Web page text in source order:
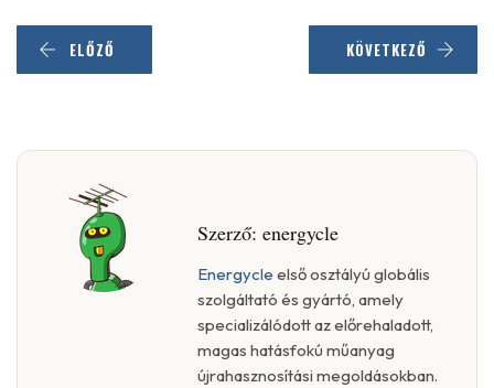
ELŐZŐ KÖVETKEZŐ
Szerző: energycle
Energycle első osztályú globális
szolgáltató és gyártó, amely
specializálódott az előrehaladott,
magas hatásfokú műanyag
újrahasznosítási megoldásokban.